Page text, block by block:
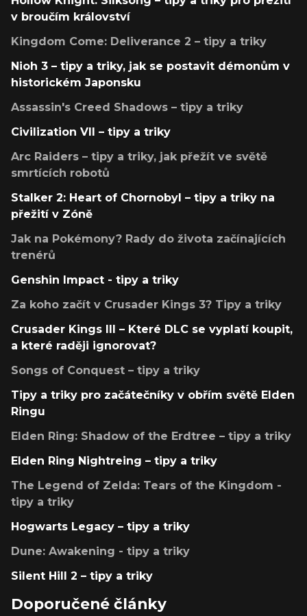
v broučím království
Kingdom Come: Deliverance 2 – tipy a triky
Nioh 3 – tipy a triky, jak se postavit démonům v
historickém Japonsku
Assassin's Creed Shadows – tipy a triky
Civilization VII – tipy a triky
Arc Raiders – tipy a triky, jak přežít ve světě
smrtících robotů
Stalker 2: Heart of Chornobyl – tipy a triky na
přežití v Zóně
Jak na Pokémony? Rady do života začínajících
trenérů
Genshin Impact - tipy a triky
Za koho začít v Crusader Kings 3? Tipy a triky
Crusader Kings III – Které DLC se vyplatí koupit,
a které raději ignorovat?
Songs of Conquest – tipy a triky
Tipy a triky pro začátečníky v obřím světě Elden
Ringu
Elden Ring: Shadow of the Erdtree – tipy a triky
Elden Ring Nightreing – tipy a triky
The Legend of Zelda: Tears of the Kingdom -
tipy a triky
Hogwarts Legacy – tipy a triky
Dune: Awakening - tipy a triky
Silent Hill 2 – tipy a triky
Doporučené články